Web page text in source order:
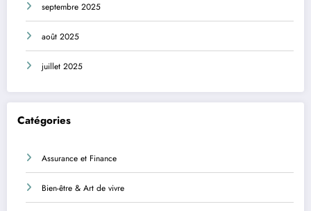
septembre 2025
août 2025
juillet 2025
Catégories
Assurance et Finance
Bien-être & Art de vivre